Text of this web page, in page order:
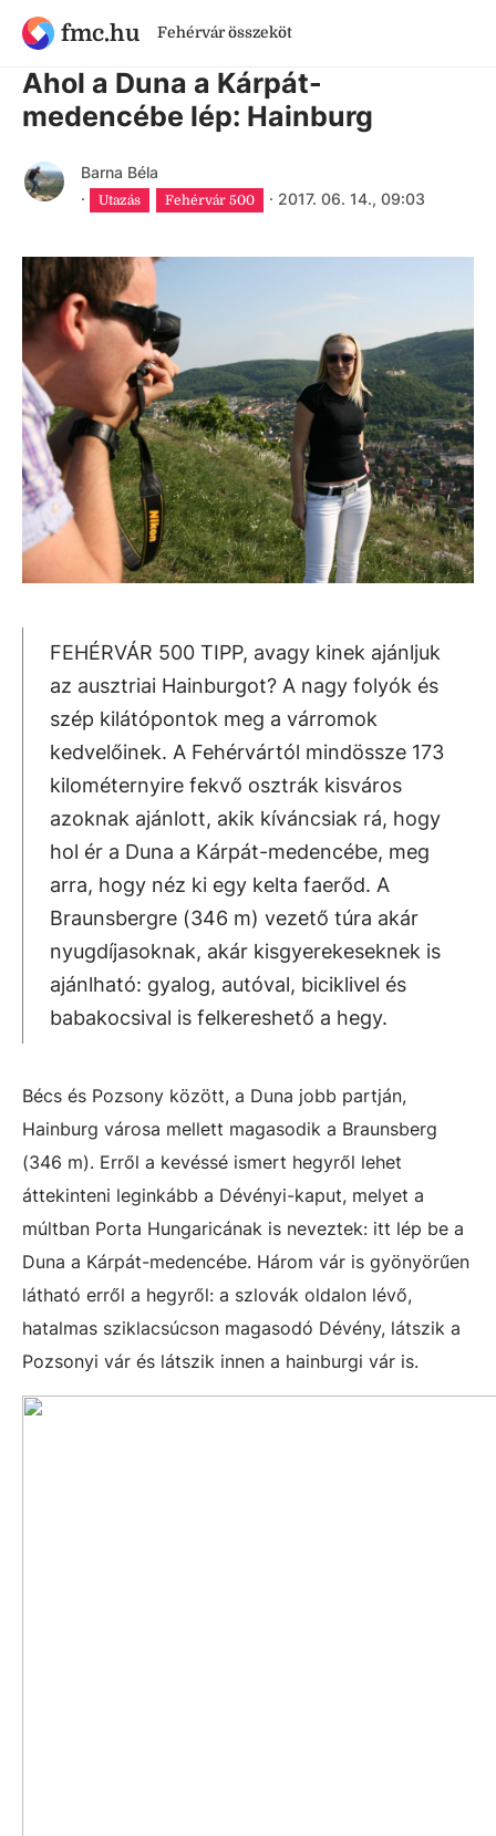
fmc.hu Fehérvár összeköt
9 évnél régebbi cikk
Ahol a Duna a Kárpát-
medencébe lép: Hainburg
Barna Béla
·
Utazás Fehérvár 500 · 2017. 06. 14., 09:03
FEHÉRVÁR 500 TIPP, avagy kinek ajánljuk
az ausztriai Hainburgot? A nagy folyók és
szép kilátópontok meg a várromok
kedvelőinek. A Fehérvártól mindössze 173
kilométernyire fekvő osztrák kisváros
azoknak ajánlott, akik kíváncsiak rá, hogy
hol ér a Duna a Kárpát-medencébe, meg
arra, hogy néz ki egy kelta faerőd. A
Braunsbergre (346 m) vezető túra akár
nyugdíjasoknak, akár kisgyerekeseknek is
ajánlható: gyalog, autóval, biciklivel és
babakocsival is felkereshető a hegy.
Bécs és Pozsony között, a Duna jobb partján,
Hainburg városa mellett magasodik a Braunsberg
(346 m). Erről a kevéssé ismert hegyről lehet
áttekinteni leginkább a Dévényi-kaput, melyet a
múltban Porta Hungaricának is neveztek: itt lép be a
Duna a Kárpát-medencébe. Három vár is gyönyörűen
látható erről a hegyről: a szlovák oldalon lévő,
hatalmas sziklacsúcson magasodó Dévény, látszik a
Pozsonyi vár és látszik innen a hainburgi vár is.